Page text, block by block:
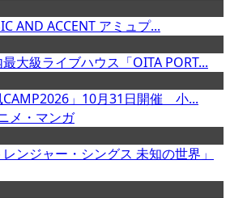
AND ACCENT アミュプ...
大級ライブハウス「OITA PORT...
CAMP2026」10月31日開催 小...
メ・マンガ
ンジャー・シングス 未知の世界」